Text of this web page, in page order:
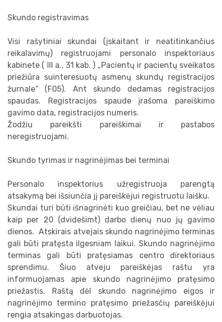
Skundo registravimas
Visi rašytiniai skundai (įskaitant ir neatitinkančius
reikalavimų) registruojami personalo inspektoriaus
kabinete ( III a., 31 kab. ) „Pacientų ir pacientų sveikatos
priežiūra suinteresuotų asmenų skundų registracijos
žurnale“ (F05). Ant skundo dedamas registracijos
spaudas. Registracijos spaude įrašoma pareiškimo
gavimo data, registracijos numeris.
Žodžiu pareikšti pareiškimai ir pastabos
neregistruojami.
Skundo tyrimas ir nagrinėjimas bei terminai
Personalo inspektorius užregistruoja parengtą
atsakymą bei išsiunčia jį pareiškėjui registruotu laišku.
Skundai turi būti išnagrinėti kuo greičiau, bet ne vėliau
kaip per 20 (dvidešimt) darbo dienų nuo jų gavimo
dienos. Atskirais atvejais skundo nagrinėjimo terminas
gali būti pratęsta ilgesniam laikui. Skundo nagrinėjimo
terminas gali būti pratęsiamas centro direktoriaus
sprendimu. Šiuo atveju pareiškėjas raštu yra
informuojamas apie skundo nagrinėjimo pratęsimo
priežastis. Raštą dėl skundo nagrinėjimo eigos ir
nagrinėjimo termino pratęsimo priežasčių pareiškėjui
rengia atsakingas darbuotojas.